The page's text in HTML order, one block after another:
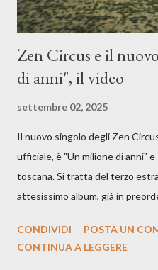
Zen Circus e il
di anni", il video
settembre 02, 2025
Il nuovo singolo degli Zen
ufficiale, è "Un milione di anni"
toscana. Si tratta del terzo
attesissimo album, già in
Records. GUARDA IL VIDEO:
CONDIVIDI
POSTA UN
CONTINUA A LEGGERE